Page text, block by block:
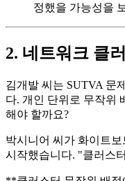
정했을 가능성을
2. 네트워크 클
김개발 씨는 SUTVA 문
다. 개인 단위로 무작위
해야 할까요?
박시니어 씨가 화이트
시작했습니다. "클러스